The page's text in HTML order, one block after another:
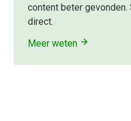
content beter gevonden.
direct.
Meer weten